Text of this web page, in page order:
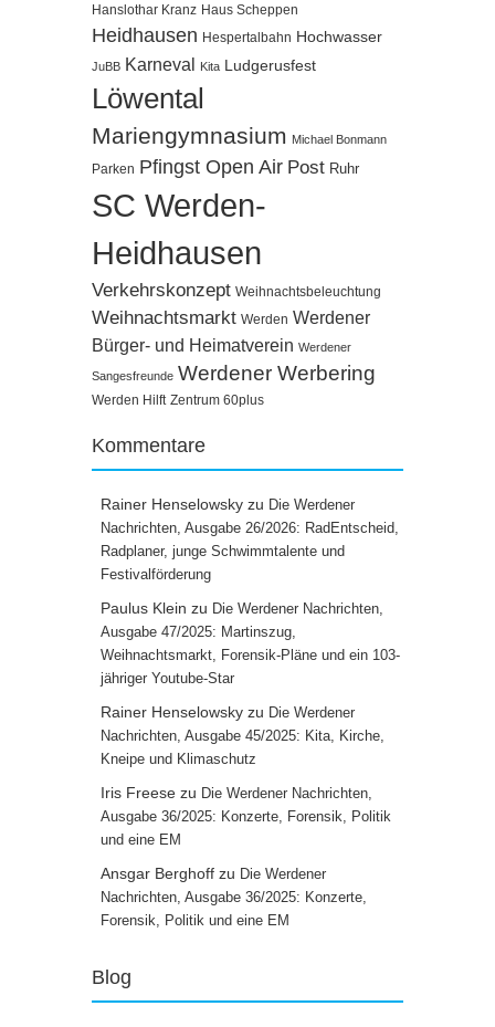
Hanslothar Kranz Haus Scheppen
Heidhausen Hespertalbahn Hochwasser
JuBB Karneval Kita Ludgerusfest
Löwental
Mariengymnasium Michael Bonmann
Parken Pfingst Open Air Post Ruhr
SC Werden-
Heidhausen
Verkehrskonzept Weihnachtsbeleuchtung
Weihnachtsmarkt Werden Werdener
Bürger- und Heimatverein Werdener
Sangesfreunde Werdener Werbering
Werden Hilft Zentrum 60plus
Kommentare
Rainer Henselowsky zu Die Werdener
Nachrichten, Ausgabe 26/2026: RadEntscheid,
Radplaner, junge Schwimmtalente und
Festivalförderung
Paulus Klein zu Die Werdener Nachrichten,
Ausgabe 47/2025: Martinszug,
Weihnachtsmarkt, Forensik-Pläne und ein 103-
jähriger Youtube-Star
Rainer Henselowsky zu Die Werdener
Nachrichten, Ausgabe 45/2025: Kita, Kirche,
Kneipe und Klimaschutz
Iris Freese zu Die Werdener Nachrichten,
Ausgabe 36/2025: Konzerte, Forensik, Politik
und eine EM
Ansgar Berghoff zu Die Werdener
Nachrichten, Ausgabe 36/2025: Konzerte,
Forensik, Politik und eine EM
Blog